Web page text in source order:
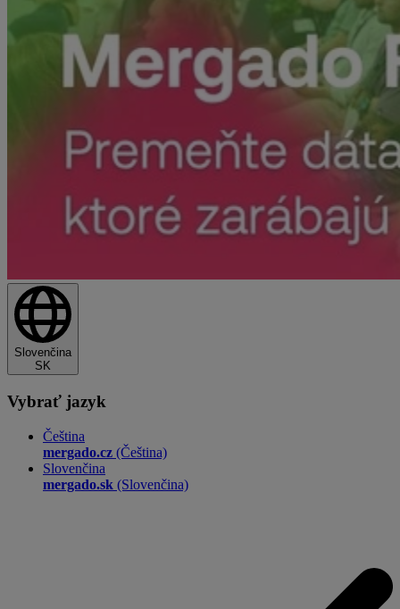
Slovenčina
SK
Vybrať jazyk
Čeština
mergado.cz (Čeština)
Slovenčina
mergado.sk (Slovenčina)